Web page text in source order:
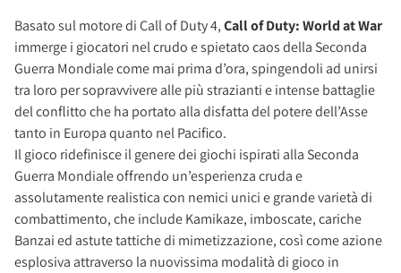
Basato sul motore di Call of Duty 4,Call of Duty: World at War
immerge i giocatori nel crudo e spietato caos della Seconda
Guerra Mondiale come mai prima d’ora, spingendoli ad unirsi
tra loro per sopravvivere alle più strazianti e intense battaglie
del conflitto che ha portato alla disfatta del potere dell’Asse
tanto in Europa quanto nel Pacifico.
Il gioco ridefinisce il genere dei giochi ispirati alla Seconda
Guerra Mondiale offrendo un’esperienza cruda e
assolutamente realistica con nemici unici e grande varietà di
combattimento, che include Kamikaze, imboscate, cariche
Banzai ed astute tattiche di mimetizzazione, così come azione
esplosiva attraverso la nuovissima modalità di gioco in